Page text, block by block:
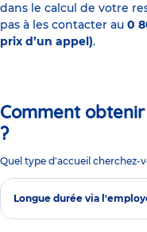
dans le calcul de votre
pas à les contacter au 0
prix d’un appel).
Comment
?
Quel type d'accueil cherchez-
Longue durée via